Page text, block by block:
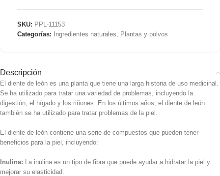
SKU: PPL-11153
Categorías:
Ingredientes naturales, Plantas y polvos
Descripción
El diente de león es una planta que tiene una larga historia de uso medicinal.
Se ha utilizado para tratar una variedad de problemas, incluyendo la
digestión, el hígado y los riñones. En los últimos años, el diente de león
también se ha utilizado para tratar problemas de la piel.
El diente de león contiene una serie de compuestos que pueden tener
beneficios para la piel, incluyendo:
Inulina: La inulina es un tipo de fibra que puede ayudar a hidratar la piel y
mejorar su elasticidad.